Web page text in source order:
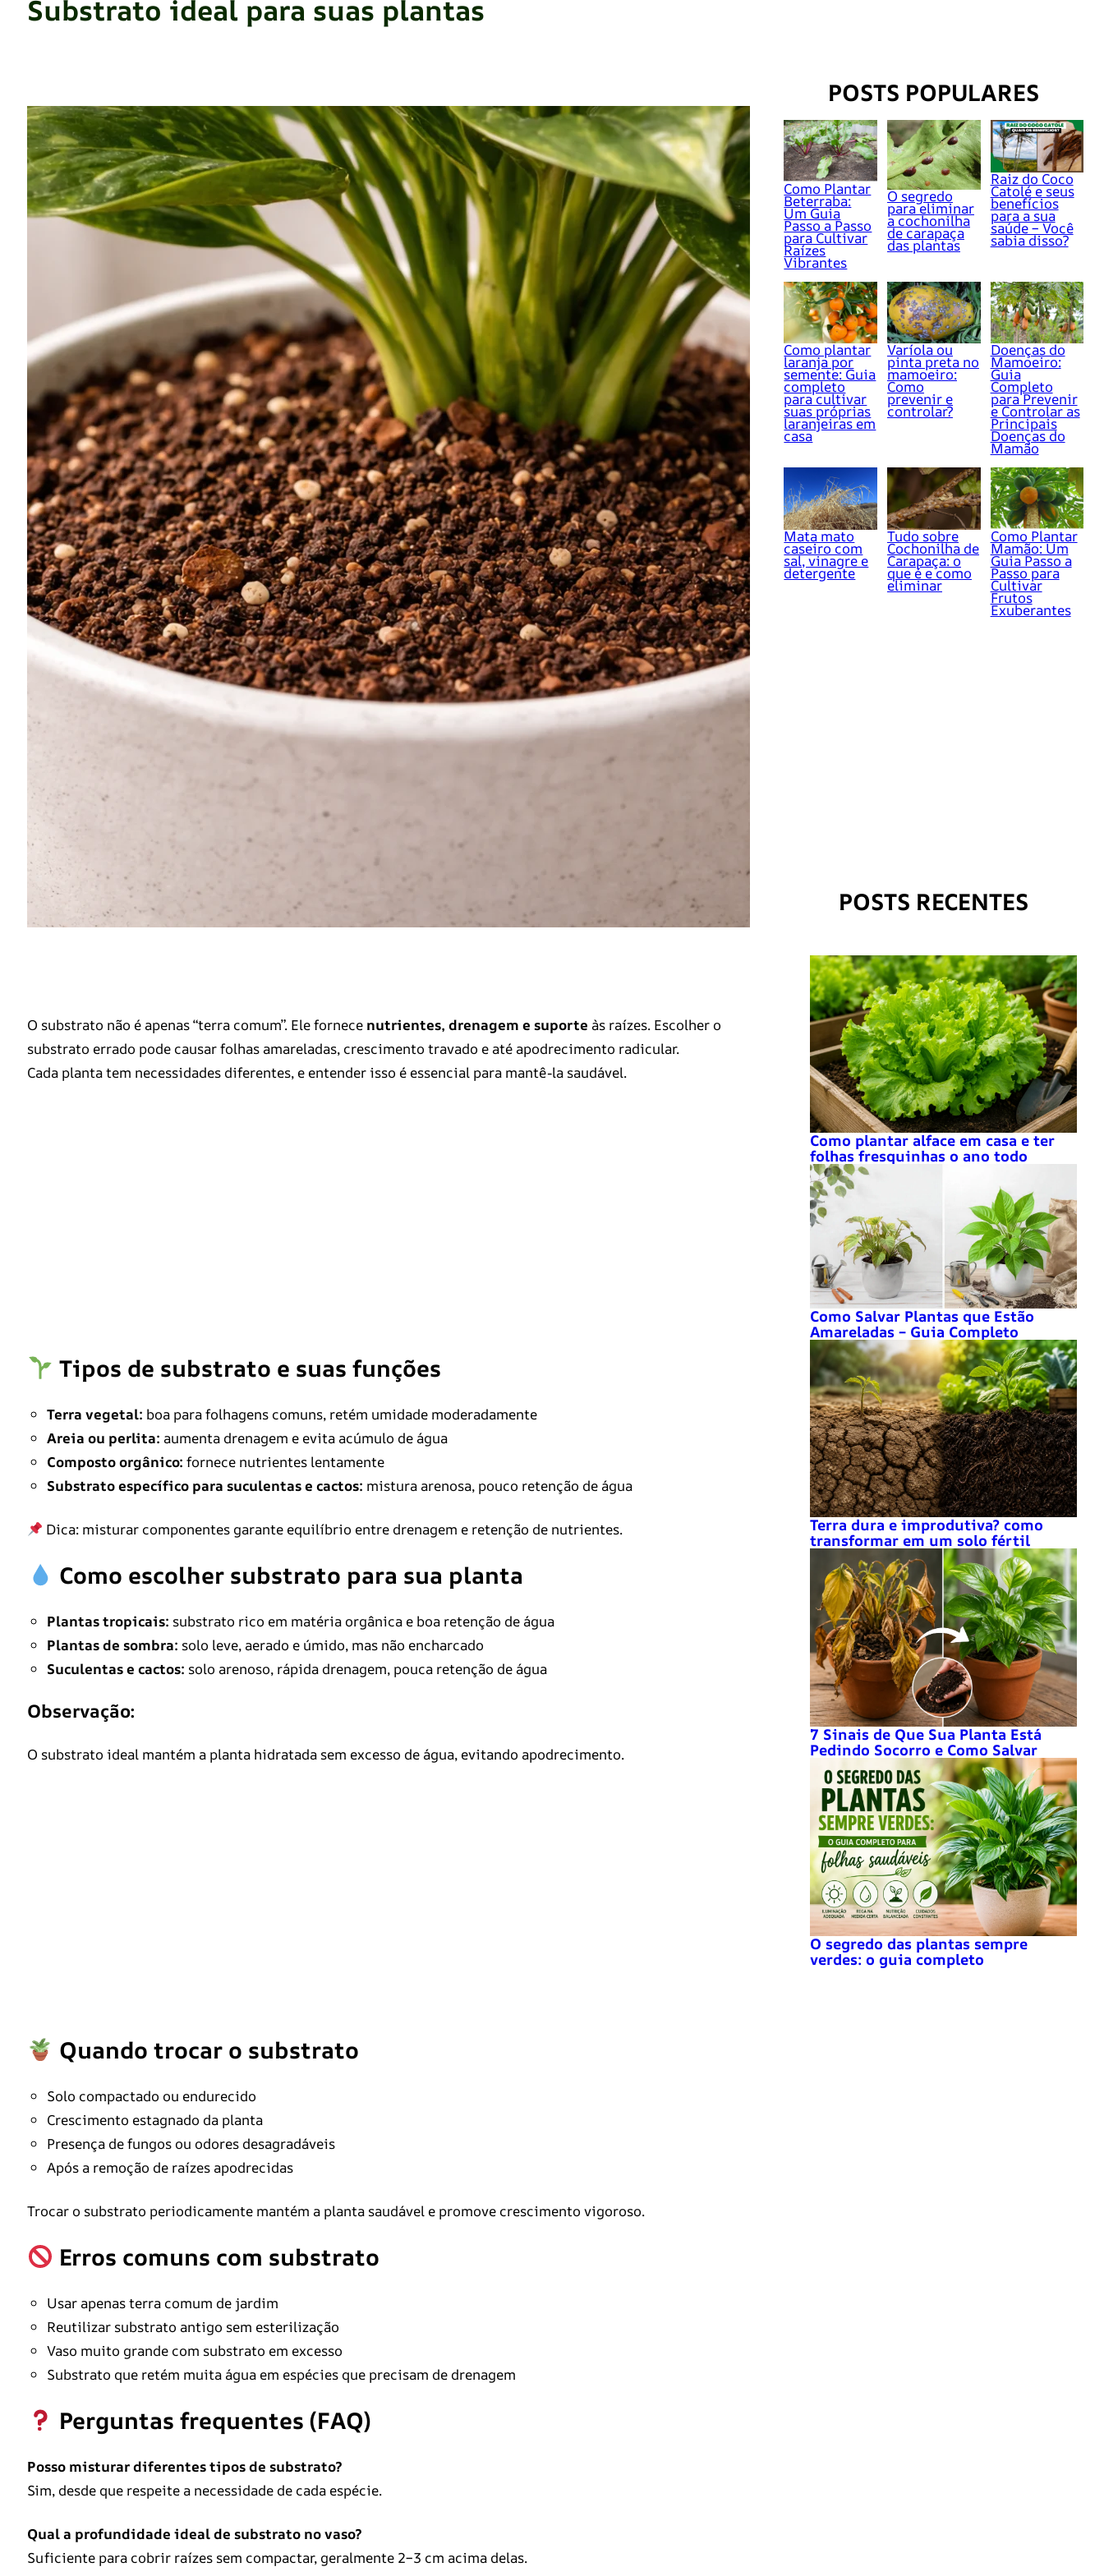
Substrato ideal para suas plantas
O substrato não é apenas “terra comum”. Ele fornece nutrientes, drenagem e suporte às raízes. Escolher o
substrato errado pode causar folhas amareladas, crescimento travado e até apodrecimento radicular.
Cada planta tem necessidades diferentes, e entender isso é essencial para mantê-la saudável.
Tipos de substrato e suas funções
Terra vegetal: boa para folhagens comuns, retém umidade moderadamente
Areia ou perlita: aumenta drenagem e evita acúmulo de água
Composto orgânico: fornece nutrientes lentamente
Substrato específico para suculentas e cactos: mistura arenosa, pouco retenção de água
Dica: misturar componentes garante equilíbrio entre drenagem e retenção de nutrientes.
Como escolher substrato para sua planta
Plantas tropicais: substrato rico em matéria orgânica e boa retenção de água
Plantas de sombra: solo leve, aerado e úmido, mas não encharcado
Suculentas e cactos: solo arenoso, rápida drenagem, pouca retenção de água
Observação:
O substrato ideal mantém a planta hidratada sem excesso de água, evitando apodrecimento.
Quando trocar o substrato
Solo compactado ou endurecido
Crescimento estagnado da planta
Presença de fungos ou odores desagradáveis
Após a remoção de raízes apodrecidas
Trocar o substrato periodicamente mantém a planta saudável e promove crescimento vigoroso.
Erros comuns com substrato
Usar apenas terra comum de jardim
Reutilizar substrato antigo sem esterilização
Vaso muito grande com substrato em excesso
Substrato que retém muita água em espécies que precisam de drenagem
Perguntas frequentes (FAQ)
Posso misturar diferentes tipos de substrato?
Sim, desde que respeite a necessidade de cada espécie.
Qual a profundidade ideal de substrato no vaso?
Suficiente para cobrir raízes sem compactar, geralmente 2–3 cm acima delas.
POSTS POPULARES
Como Plantar
Beterraba:
Um Guia
Passo a Passo
para Cultivar
Raízes
Vibrantes
O segredo
para eliminar
a cochonilha
de carapaça
das plantas
Raiz do Coco
Catolé e seus
benefícios
para a sua
saúde – Você
sabia disso?
Como plantar
laranja por
semente: Guia
completo
para cultivar
suas próprias
laranjeiras em
casa
Varíola ou
pinta preta no
mamoeiro:
Como
prevenir e
controlar?
Doenças do
Mamoeiro:
Guia
Completo
para Prevenir
e Controlar as
Principais
Doenças do
Mamão
Mata mato
caseiro com
sal, vinagre e
detergente
Tudo sobre
Cochonilha de
Carapaça: o
que é e como
eliminar
Como Plantar
Mamão: Um
Guia Passo a
Passo para
Cultivar
Frutos
Exuberantes
POSTS RECENTES
Como plantar alface em casa e ter
folhas fresquinhas o ano todo
Como Salvar Plantas que Estão
Amareladas – Guia Completo
Terra dura e improdutiva? como
transformar em um solo fértil
7 Sinais de Que Sua Planta Está
Pedindo Socorro e Como Salvar
O segredo das plantas sempre
verdes: o guia completo